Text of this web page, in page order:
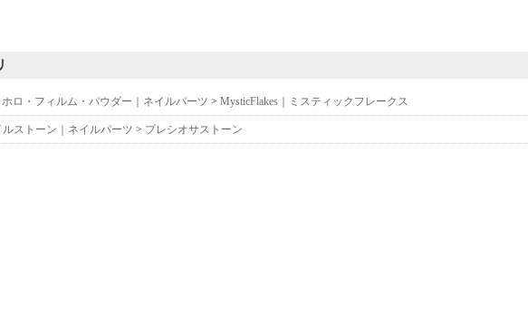
ロ・フィルム・パウダー｜ネイルパーツ > MysticFlakes｜ミスティックフレークス
ルストーン｜ネイルパーツ > プレシオサストーン